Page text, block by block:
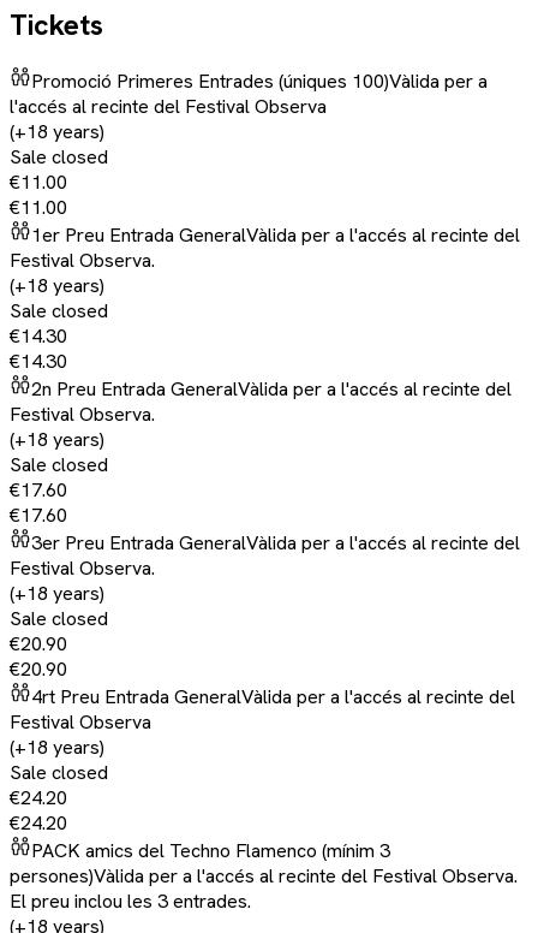
Tickets
Promoció Primeres Entrades (úniques 100)Vàlida per a
l'accés al recinte del Festival Observa
(+18 years)
Sale closed
€11.00
€11.00
1er Preu Entrada GeneralVàlida per a l'accés al recinte del
Festival Observa.
(+18 years)
Sale closed
€14.30
€14.30
2n Preu Entrada GeneralVàlida per a l'accés al recinte del
Festival Observa.
(+18 years)
Sale closed
€17.60
€17.60
3er Preu Entrada GeneralVàlida per a l'accés al recinte del
Festival Observa.
(+18 years)
Sale closed
€20.90
€20.90
4rt Preu Entrada GeneralVàlida per a l'accés al recinte del
Festival Observa
(+18 years)
Sale closed
€24.20
€24.20
PACK amics del Techno Flamenco (mínim 3
persones)Vàlida per a l'accés al recinte del Festival Observa.
El preu inclou les 3 entrades.
(+18 years)